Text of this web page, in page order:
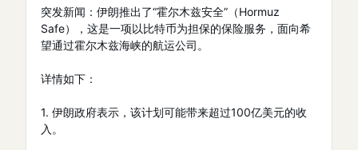
突发新闻：伊朗推出了“霍尔木兹安全”（Hormuz
Safe），这是一项以比特币为担保的保险服务，面向希
望通过霍尔木兹海峡的航运公司。
详情如下：
1. 伊朗政府表示，该计划可能带来超过100亿美元的收
入。